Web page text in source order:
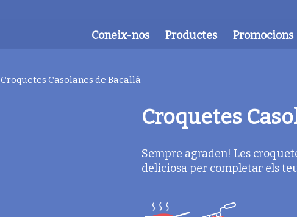
Coneix-nos Productes Promocions
Croquetes Casolanes de Bacallà
Croquetes
Sempre agraden! Les
deliciosa per completar els